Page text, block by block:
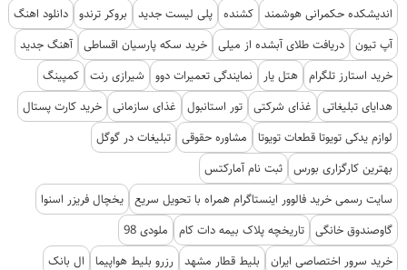
اندیشکده حکمرانی هوشمند کشنده پلی لیست جدید بروکر ترندو دانلود اهنگ
آپ تیون دریافت طلای آبشده از میلی خرید سکه پارسیان اقساطی آهنگ جدید
خرید استارز تلگرام هتل یار نمایندگی تعمیرات دوو شیرازی رنت کمپینگ
هدایای تبلیغاتی
غذای شرکتی تور استانبول غذای سازمانی خرید کارت پستال
لوازم یدکی تویوتا قطعات تویوتا
مشاوره حقوقی تبلیغات در گوگل
بهترین کارگزاری بورس ثبت نام آمارکتس
سایت رسمی خرید فالوور اینستاگرام همراه با تحویل سریع یخچال فریزر اسنوا
گاوصندوق خانگی تاریخچه پلاک بیمه دات کام
ملودی 98
خرید سرور اختصاصی ایران
بلیط قطار مشهد رزرو بلیط هواپیما ال بانک